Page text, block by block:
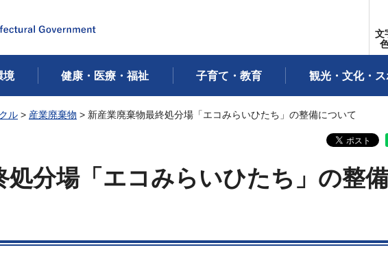
文
境 健康・医療・福祉 子育て・教育 観光・文化・
ル > 産業廃棄物 > 新産業廃棄物最終処分場「エコみらいひたち」の整備について
処分場「エコみらいひたち」の整